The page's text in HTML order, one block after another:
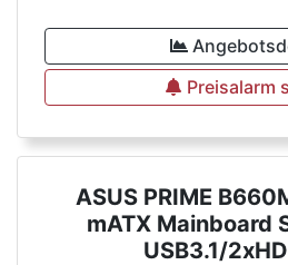
Preisalarm
ASUS PRIME
mATX Mainboard
USB3.1/